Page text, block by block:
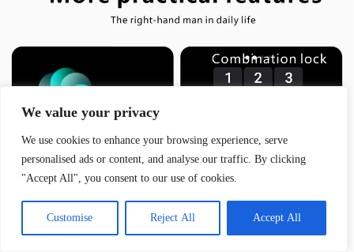
We value your privacy
We use cookies to enhance your browsing experience, serve
personalised ads or content, and analyse our traffic. By clicking
"Accept All", you consent to our use of cookies.
Customise Reject All Accept All
Commande passée il y a Jade, à Grenoble
➜ Plus que quelques pièces en stock !